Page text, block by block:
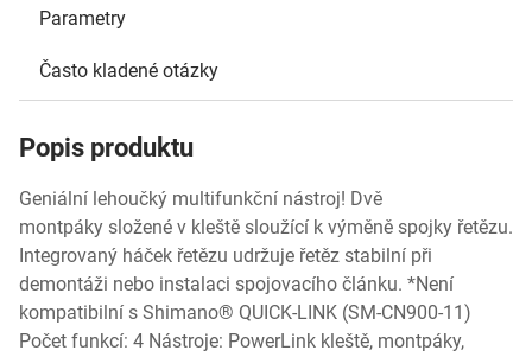
Parametry
Často kladené otázky
Popis produktu
Geniální lehoučký multifunkční nástroj! Dvě
montpáky složené v kleště sloužící k výměně spojky řetězu.
Integrovaný háček řetězu udržuje řetěz stabilní při
demontáži nebo instalaci spojovacího článku. *Není
kompatibilní s Shimano® QUICK-LINK (SM-CN900-11)
Počet funkcí: 4 Nástroje: PowerLink kleště, montpáky,